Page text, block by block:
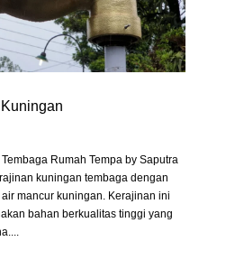
Rumah Tempa by Saputra
kuningan tembaga dengan
mancur kuningan. Kerajinan ini
bahan berkualitas tinggi yang